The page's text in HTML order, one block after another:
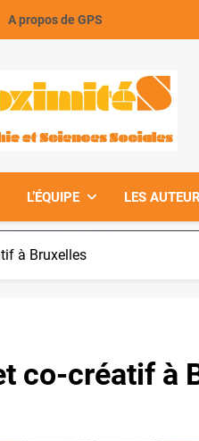
A propos de GPS
L’ÉQUIPE LES
à Bruxelles
co-créatif à